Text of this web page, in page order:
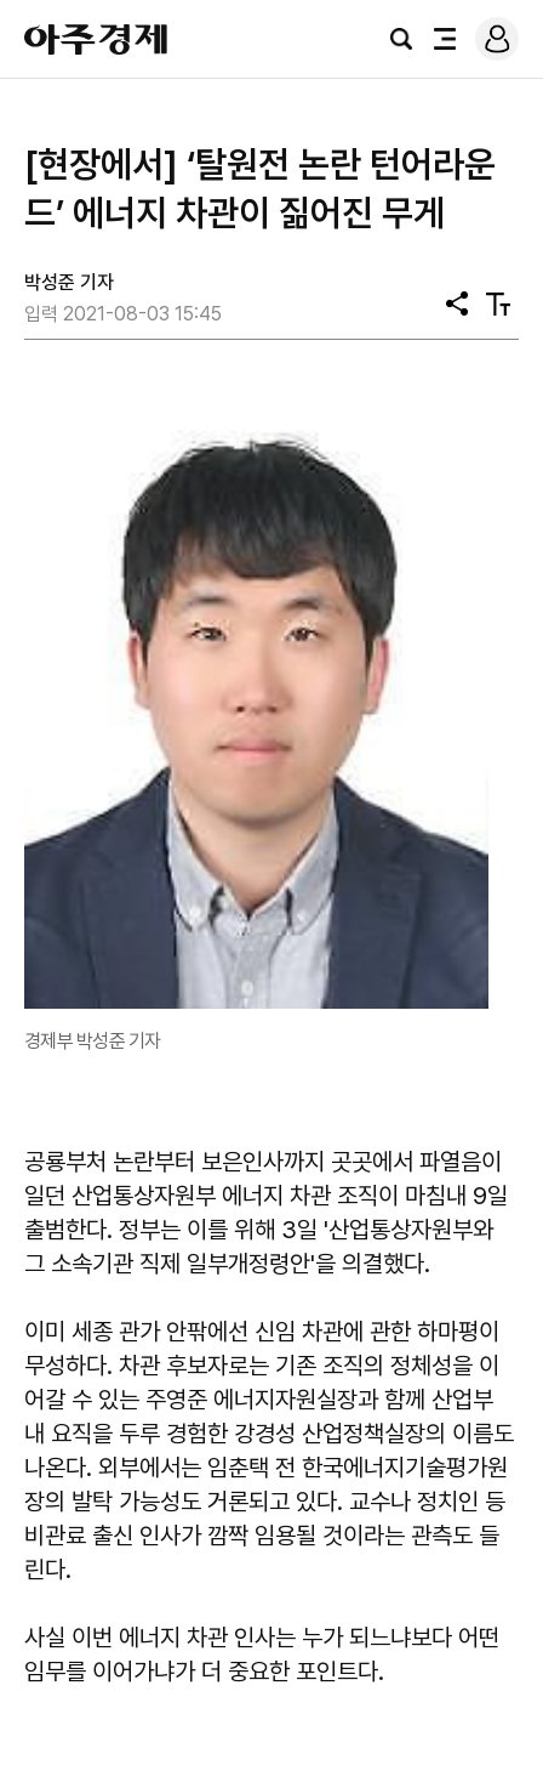
아
주
경
검
전
로
그
[현장에서] ‘탈원전 논란 턴어라운
드’ 에너지 차관이 짊어진 무게
박성준 기자
입력 2021-08-03 15:45
공
유
텍
스
경제부 박성준 기자
공룡부처 논란부터 보은인사까지 곳곳에서 파열음이
일던 산업통상자원부 에너지 차관 조직이 마침내 9일
출범한다. 정부는 이를 위해 3일 '산업통상자원부와
그 소속기관 직제 일부개정령안'을 의결했다.
이미 세종 관가 안팎에선 신임 차관에 관한 하마평이
무성하다. 차관 후보자로는 기존 조직의 정체성을 이
어갈 수 있는 주영준 에너지자원실장과 함께 산업부
내 요직을 두루 경험한 강경성 산업정책실장의 이름도
나온다. 외부에서는 임춘택 전 한국에너지기술평가원
장의 발탁 가능성도 거론되고 있다. 교수나 정치인 등
비관료 출신 인사가 깜짝 임용될 것이라는 관측도 들
린다.
사실 이번 에너지 차관 인사는 누가 되느냐보다 어떤
임무를 이어가냐가 더 중요한 포인트다.